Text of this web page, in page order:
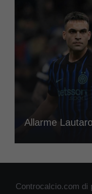
Allarme
Controcalcio.com di